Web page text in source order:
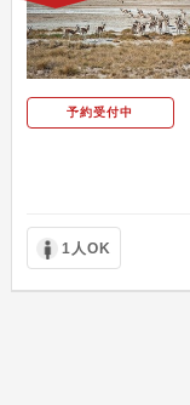
予約受付中
1人OK